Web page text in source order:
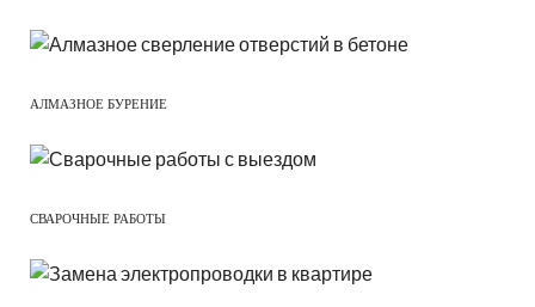
АЛМАЗНОЕ БУРЕНИЕ
СВАРОЧНЫЕ РАБОТЫ